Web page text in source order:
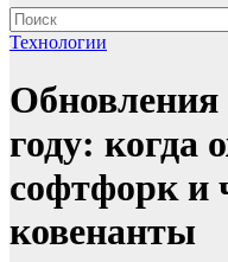
Технологии
Обновления
году: когда
софтфорк и
ковенанты